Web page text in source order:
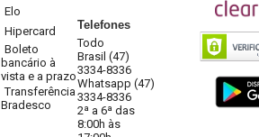
Elo
Hipercard
Boleto
bancário à
vista e a prazo
Transferência
Bradesco
Telefones
Todo
Brasil (47)
3334-8336
Whatsapp (47)
3334-8336
2ª a 6ª das
8:00h às